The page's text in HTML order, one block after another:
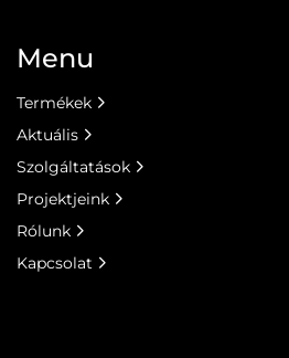
Menu
Termékek
Aktuális
Szolgáltatások
Projektjeink
Rólunk
Kapcsolat